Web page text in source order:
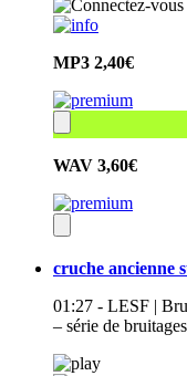
MP3 2,40€
WAV 3,60€
cruche ancienne
01:27 - LESF |
– série de